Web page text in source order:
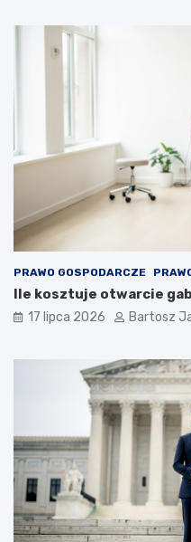
PRAWO GOSPODARCZE
Ile kosztuje otwarcie
17 lipca 2026 Bartosz